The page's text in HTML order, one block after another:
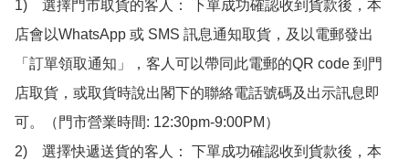
1)　選擇門市取貨的客人： 下單成功確認收到貨款後，本
店會以WhatsApp 或 SMS 訊息通知取貨，及以電郵發出
「訂單領取通知」，客人可以帶同此電郵的QR code 到門
店取貨，或取貨時說出閣下的聯絡電話號碼及出示訊息即
可。（門市營業時間: 12:30pm-9:00PM）
2)　選擇快遞送貨的客人： 下單成功確認收到貨款後，本